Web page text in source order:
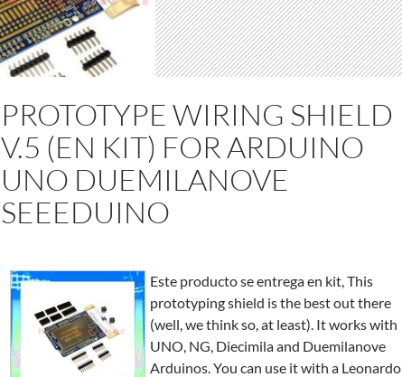
PROTOTYPE WIRING SHIELD
V.5 (EN KIT) FOR ARDUINO
UNO DUEMILANOVE
SEEEDUINO
Este producto se entrega en kit, This
prototyping shield is the best out there
(well, we think so, at least). It works with
UNO, NG, Diecimila and Duemilanove
Arduinos. You can use it with a Leonardo